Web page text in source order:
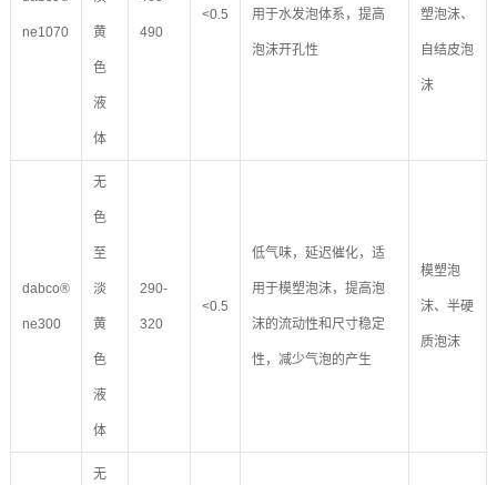
ne1070 黄
色
液
体
490
<0.5 用于水发泡体系，提高
泡沫开孔性
塑泡沫、
自结皮泡
沫
dabco®
ne300
无
色
至
淡
黄
色
液
体
290-
320
<0.5
低气味，延迟催化，适
用于模塑泡沫，提高泡
沫的流动性和尺寸稳定
性，减少气泡的产生
模塑泡
沫、半硬
质泡沫
无